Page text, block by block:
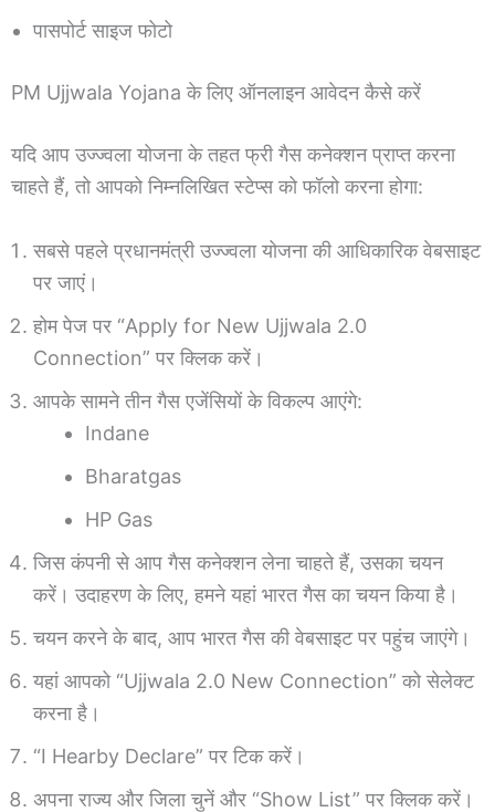
पासपोर्ट साइज फोटो
PM Ujjwala Yojana के लिए ऑनलाइन आवेदन कैसे करें
यदि आप उज्ज्वला योजना के तहत फ्री गैस कनेक्शन प्राप्त करना
चाहते हैं, तो आपको निम्नलिखित स्टेप्स को फॉलो करना होगा:
सबसे पहले प्रधानमंत्री उज्ज्वला योजना की आधिकारिक वेबसाइट
पर जाएं।
होम पेज पर “Apply for New Ujjwala 2.0
Connection” पर क्लिक करें।
आपके सामने तीन गैस एजेंसियों के विकल्प आएंगे:
Indane
Bharatgas
HP Gas
जिस कंपनी से आप गैस कनेक्शन लेना चाहते हैं, उसका चयन
करें। उदाहरण के लिए, हमने यहां भारत गैस का चयन किया है।
चयन करने के बाद, आप भारत गैस की वेबसाइट पर पहुंच जाएंगे।
यहां आपको “Ujjwala 2.0 New Connection” को सेलेक्ट
करना है।
“I Hearby Declare” पर टिक करें।
अपना राज्य और जिला चुनें और “Show List” पर क्लिक करें।